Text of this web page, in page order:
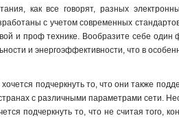
как все говорят, разных
с учетом современных
и проф технике. Вообразите себе один
и энергоэффективности, что в
подчеркнуть то, что они также
с различными параметрами сети.
подчеркнуть то, что не считая того,